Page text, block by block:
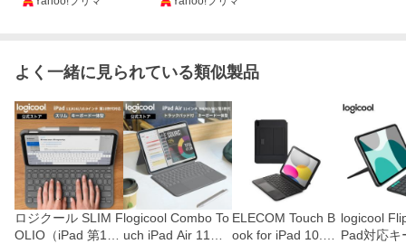
よく一緒に見られている類似製品
ロジクール SLIM F
OLIO（iPad 第10
logicool Combo To
uch iPad Air 11イ
ELECOM Touch B
ook for iPad 10.9
logicool
Pad対応キ